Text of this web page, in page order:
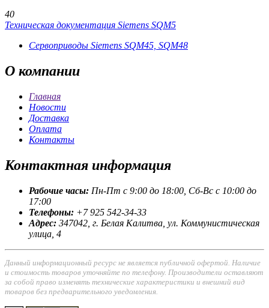
40
Техническая документация Siemens SQM5
Сервоприводы Siemens SQM45, SQM48
О компании
Главная
Новости
Доставка
Оплата
Контакты
Контактная информация
Рабочие часы: Пн-Пт с 9:00 до 18:00, Сб-Вс с 10:00 до
17:00
Телефоны: +7 925 542-34-33
Адрес: 347042, г. Белая Калитва, ул. Коммунистическая
улица, 4
Данный информационный ресурс не является публичной офертой. Наличие
и стоимость товаров уточняйте по телефону. Производители оставляют
за собой право изменять технические характеристики и внешний вид
товаров без предварительного уведомления.